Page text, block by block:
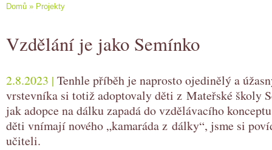
Domů » Projekty
Vzdělání je jako Semínko
2.8.2023 | Tenhle příběh je naprosto ojedinělý a
vrstevníka si totiž adoptovaly děti z Mateřské školy
jak adopce na dálku zapadá do vzdělávacího
děti vnímají nového „kamaráda z dálky“, jsme si
učiteli.